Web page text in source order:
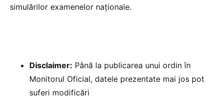
simulărilor examenelor naționale.
Disclaimer: Până la publicarea unui ordin în
Monitorul Oficial, datele prezentate mai jos pot
suferi modificări